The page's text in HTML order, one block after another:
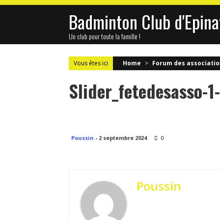
Skip
Badminton Club
Un club pour toute la famille !
Vous êtes ici Home > Forum des
Slider_fetedesasso-
Poussin - 2 septembre 2024 0
Poussin